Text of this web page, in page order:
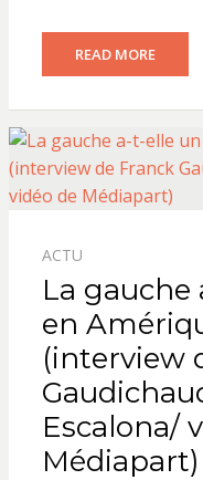
READ MORE
ACTU
La
en
(interview
Escalona/
Médiapart)